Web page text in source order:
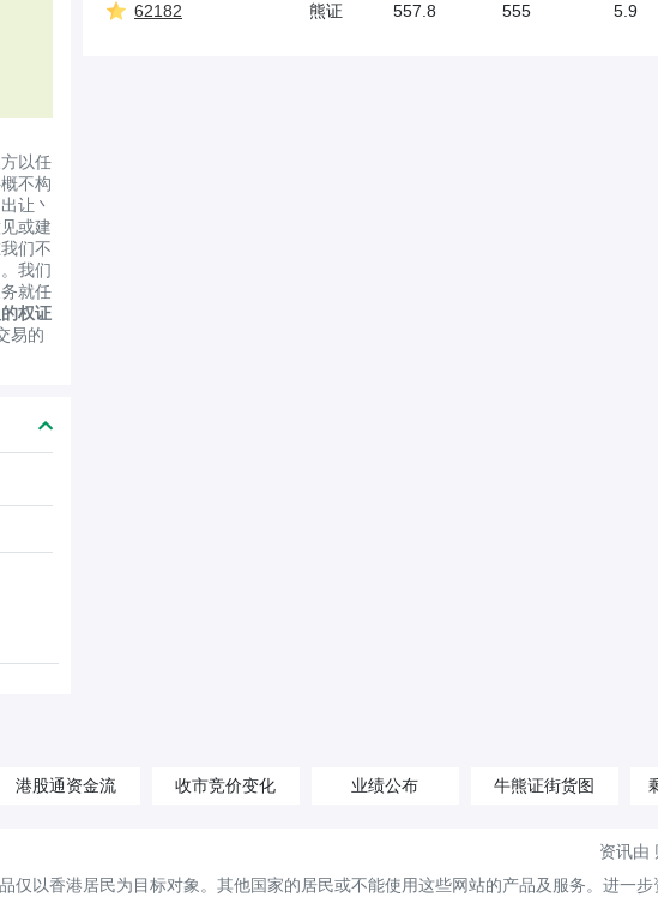
以任
不构
让丶
或建
们不
我们
就任
权证
易的
62182
熊证 557.8 555 5.9
港股通资金流 收市竞价变化 业绩公布 牛熊证街货图
资讯由
仅以香港居民为目标对象。其他国家的居民或不能使用这些网站的产品及服务。进一